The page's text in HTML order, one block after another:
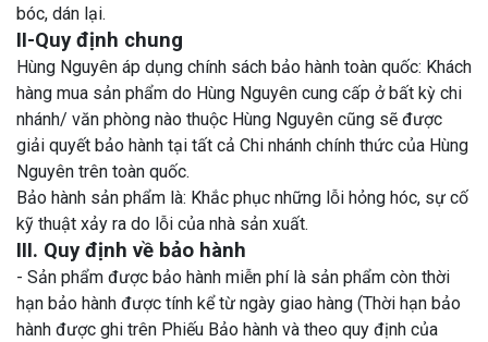
bóc, dán lại.
II-Quy định chung
Hùng Nguyên áp dụng chính sách bảo hành toàn quốc: Khách
hàng mua sản phẩm do Hùng Nguyên cung cấp ở bất kỳ chi
nhánh/ văn phòng nào thuộc Hùng Nguyên cũng sẽ được
giải quyết bảo hành tại tất cả Chi nhánh chính thức của Hùng
Nguyên trên toàn quốc.
Bảo hành sản phẩm là: Khắc phục những lỗi hỏng hóc, sự cố
kỹ thuật xảy ra do lỗi của nhà sản xuất.
III. Quy định về bảo hành
- Sản phẩm được bảo hành miễn phí là sản phẩm còn thời
hạn bảo hành được tính kể từ ngày giao hàng (Thời hạn bảo
hành được ghi trên Phiếu Bảo hành và theo quy định của